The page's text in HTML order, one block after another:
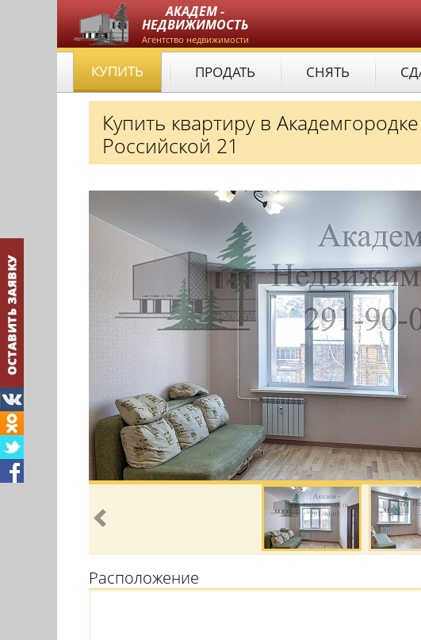
АКАДЕМ -
НЕДВИЖИМОСТЬ
Агентство недвижимости
КУПИТЬ ПРОДАТЬ СНЯТЬ
Купить квартиру в
Российской 21
Расположение